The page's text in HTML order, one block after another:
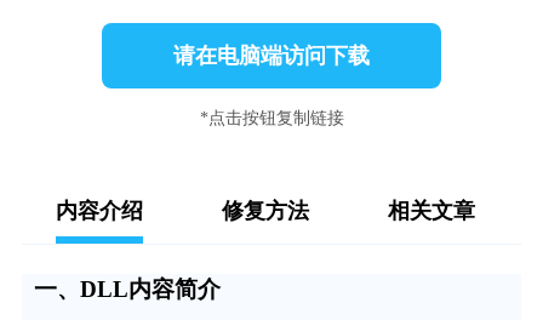
请在电脑端访问下载
*点击按钮复制链接
内容介绍 修复方法 相关文章
一、DLL内容简介